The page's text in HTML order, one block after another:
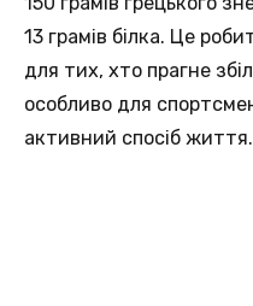
13 грамів білка. Це
для тих, хто прагне
особливо для
активний спосіб життя.